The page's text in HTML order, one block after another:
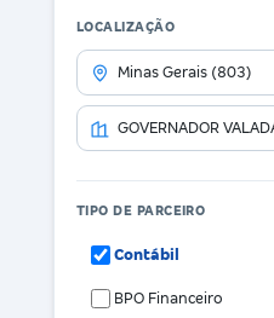
LOCALIZAÇÃO
TIPO DE PARCEIRO
Contábil
BPO Financeiro